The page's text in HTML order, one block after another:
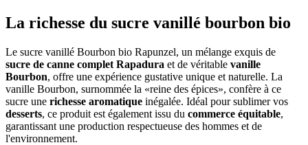
La richesse du sucre vanillé bourbon bio
Le sucre vanillé Bourbon bio Rapunzel, un mélange exquis de
sucre de canne complet Rapadura et de véritable vanille
Bourbon, offre une expérience gustative unique et naturelle. La
vanille Bourbon, surnommée la «reine des épices», confère à ce
sucre une richesse aromatique inégalée. Idéal pour sublimer vos
desserts, ce produit est également issu du commerce équitable,
garantissant une production respectueuse des hommes et de
l'environnement.